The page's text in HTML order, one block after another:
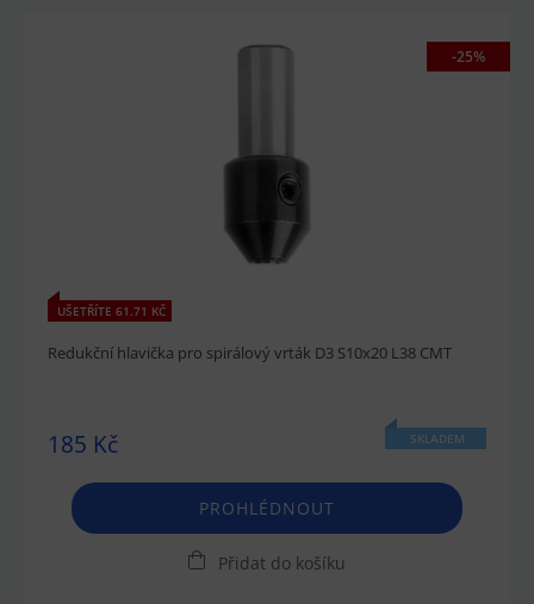
-25%
UŠETŘÍTE 61.71 KČ
Redukční hlavička pro spirálový vrták D3 S10x20 L38 CMT
185 Kč SKLADEM
PROHLÉDNOUT
Přidat do košíku